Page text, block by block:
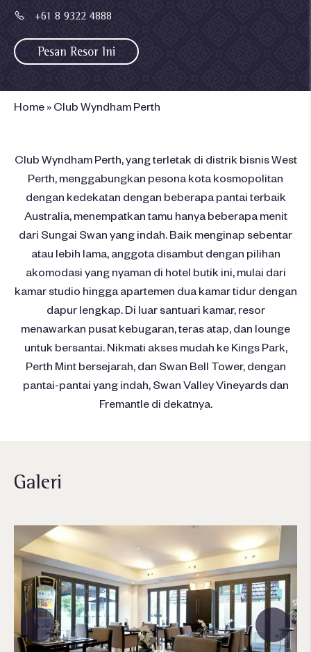
+61 8 9322 4888
Pesan Resor Ini
Home » Club Wyndham Perth
Club Wyndham Perth, yang terletak di distrik bisnis West
Perth, menggabungkan pesona kota kosmopolitan
dengan kedekatan dengan beberapa pantai terbaik
Australia, menempatkan tamu hanya beberapa menit
dari Sungai Swan yang indah. Baik menginap sebentar
atau lebih lama, anggota disambut dengan pilihan
akomodasi yang nyaman di hotel butik ini, mulai dari
kamar studio hingga apartemen dua kamar tidur dengan
dapur lengkap. Di luar santuari kamar, resor
menawarkan pusat kebugaran, teras atap, dan lounge
untuk bersantai. Nikmati akses mudah ke Kings Park,
Perth Mint bersejarah, dan Swan Bell Tower, dengan
pantai-pantai yang indah, Swan Valley Vineyards dan
Fremantle di dekatnya.
Galeri